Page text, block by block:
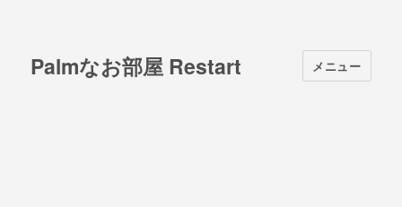
Palmなお部屋 Restart メニュー